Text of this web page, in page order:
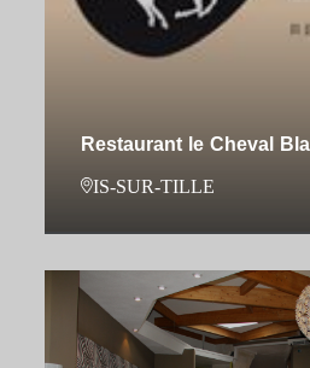
Restaurant le Cheval
IS-SUR-TILLE